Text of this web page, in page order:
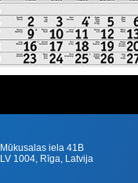
Mūkusalas iela 41B
LV 1004, Rīga, Latvija